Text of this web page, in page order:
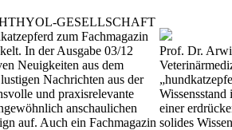
GESELLSCHAFT
zum Fachmagazin
In der Ausgabe 03/12
Neuigkeiten aus dem
Nachrichten aus der
und praxisrelevante
anschaulichen
auf. Auch ein Fachmagazin
Prof. Dr.
einer
solides